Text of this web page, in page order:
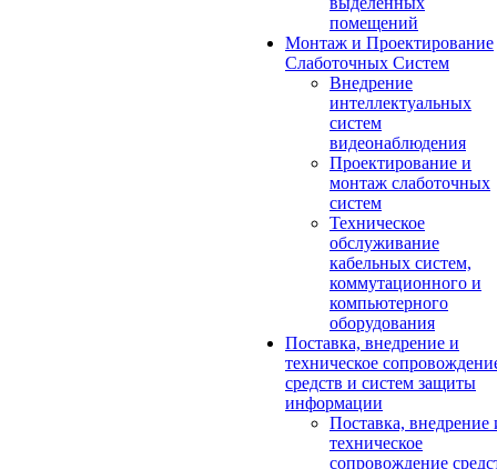
помещений
Монтаж и Проектирование
Слаботочных Систем
Внедрение
интеллектуальных
систем
видеонаблюдения
Проектирование и
монтаж слаботочных
систем
Техническое
обслуживание
кабельных систем,
коммутационного и
компьютерного
оборудования
Поставка, внедрение и
техническое
средств и систем защиты
информации
Поставка, внедрение
техническое
сопровождение